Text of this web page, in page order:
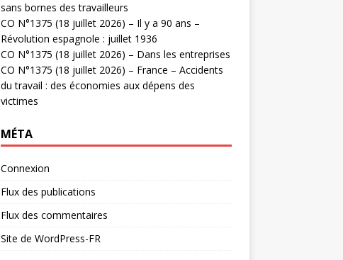
sans bornes des travailleurs
CO N°1375 (18 juillet 2026) – Il y a 90 ans –
Révolution espagnole : juillet 1936
CO N°1375 (18 juillet 2026) – Dans les entreprises
CO N°1375 (18 juillet 2026) – France – Accidents
du travail : des économies aux dépens des
victimes
MÉTA
Connexion
Flux des publications
Flux des commentaires
Site de WordPress-FR